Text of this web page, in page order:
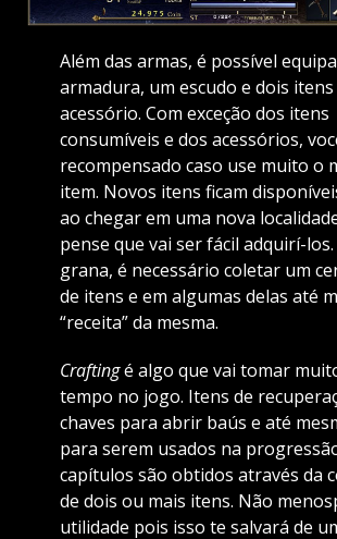
Além das armas, é possível
armadura, um escudo e dois itens
acessório. Com exceção dos itens
consumíveis e dos acessórios,
recompensado caso use muito o
item. Novos itens ficam
ao chegar em uma nova
pense que vai ser fácil adquirí-los.
grana, é necessário coletar um
de itens e em algumas delas até
“receita” da mesma.
Craftingé algo que vai tomar
tempo no jogo. Itens de
chaves para abrir baús e até
para serem usados na
capítulos são obtidos através da
de dois ou mais itens. Não
utilidade pois isso te salvará de